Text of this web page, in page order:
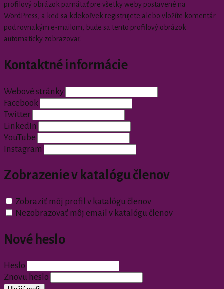
profilový obrázok pamätať pre všetky weby postavené na
WordPress, a keď sa kdekoľvek registrujete alebo vložíte komentár
pod rovnakým e-mailom, bude sa tento profilový obrázok
automaticky zobrazovať.
Kontaktné informácie
Webové stránky
Facebook
Twitter
LinkedIn
YouTube
Instagram
Zobrazenie v katalógu členov
Zobraziť môj profil v katalógu členov
Nezobrazovať môj email v katalógu členov
Nové heslo
Heslo
Znovu heslo